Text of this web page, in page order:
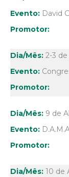
David
2-3
9 de
10 de